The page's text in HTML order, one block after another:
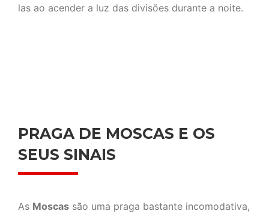
las ao acender a luz das divisões durante a noite.
PRAGA DE MOSCAS E OS
SEUS SINAIS
As Moscas são uma praga bastante incomodativa,